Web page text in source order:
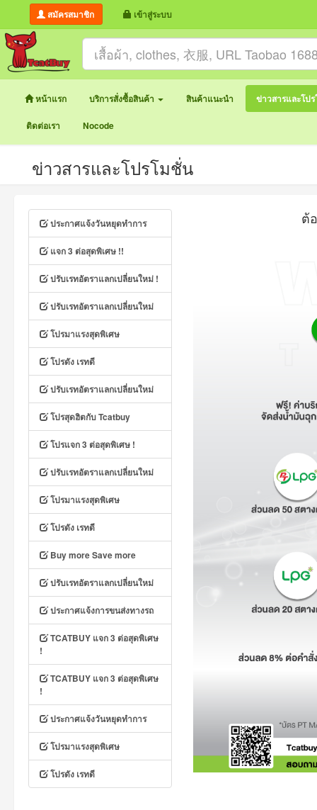
สมัครสมาชิก เข้าสู่ระบบ
หน้าแรก บริการสั่งซื้อสินค้า สินค้าแนะนำ ข่าวสารและโป
ติดต่อเรา Nocode
ข่าวสารและโปรโมชั่น
ประกาศแจ้งวันหยุดทำการ
แจก 3 ต่อสุดพิเศษ !!
ปรับเรทอัตราแลกเปลี่ยนใหม่ !
ปรับเรทอัตราแลกเปลี่ยนใหม่
โปรมาแรงสุดพิเศษ
โปรดัง เรทดี
ปรับเรทอัตราแลกเปลี่ยนใหม่
โปรสุดฮิตกับ Tcatbuy
โปรแจก 3 ต่อสุดพิเศษ !
ปรับเรทอัตราแลกเปลี่ยนใหม่
โปรมาแรงสุดพิเศษ
โปรดัง เรทดี
Buy more Save more
ปรับเรทอัตราแลกเปลี่ยนใหม่
ประกาศแจ้งการขนส่งทางรถ
TCATBUY แจก 3 ต่อสุดพิเศษ
!
TCATBUY แจก 3 ต่อสุดพิเศษ
!
ประกาศแจ้งวันหยุดทำการ
โปรมาแรงสุดพิเศษ
โปรดัง เรทดี
ต้